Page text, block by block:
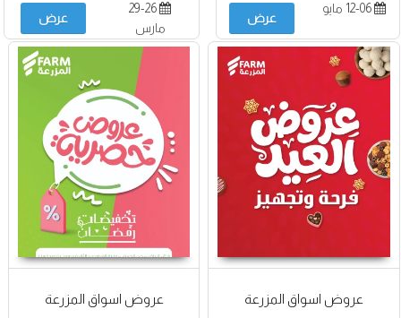
12-06 مايو
عرض
29-26
مارس
عرض
عروض اسواق المزرعة عروض اسواق المزرعة